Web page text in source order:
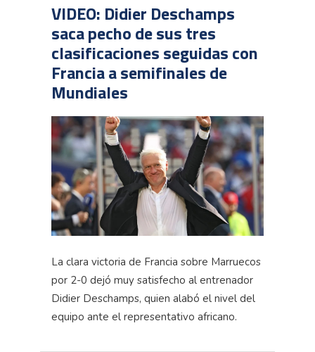
VIDEO: Didier Deschamps
saca pecho de sus tres
clasificaciones seguidas con
Francia a semifinales de
Mundiales
La clara victoria de Francia sobre Marruecos
por 2-0 dejó muy satisfecho al entrenador
Didier Deschamps, quien alabó el nivel del
equipo ante el representativo africano.